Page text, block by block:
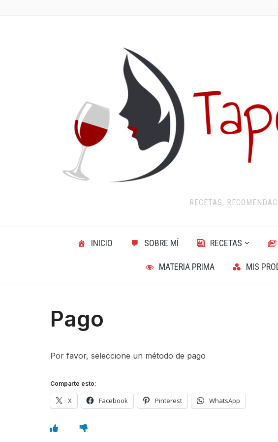
RECETAS,
INICIO SOBRE MÍ RECETAS
MATERIA PRIMA MIS
Pago
Por favor, seleccione un método de pago
Comparte esto:
X Facebook Pinterest WhatsApp